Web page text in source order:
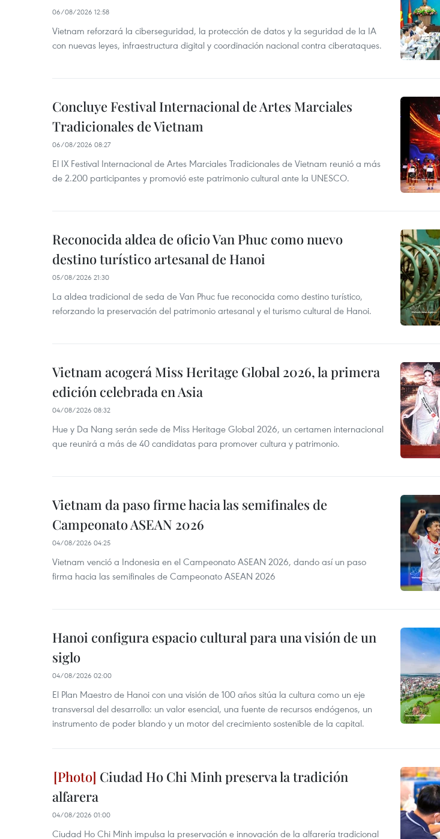
06/08/2026 12:58
Vietnam reforzará la ciberseguridad, la protección de datos y la seguridad de la IA
con nuevas leyes, infraestructura digital y coordinación nacional contra ciberataques.
Concluye Festival Internacional de Artes Marciales
Tradicionales de Vietnam
06/08/2026 08:27
El IX Festival Internacional de Artes Marciales Tradicionales de Vietnam reunió a más
de 2.200 participantes y promovió este patrimonio cultural ante la UNESCO.
Reconocida aldea de oficio Van Phuc como nuevo
destino turístico artesanal de Hanoi
05/08/2026 21:30
La aldea tradicional de seda de Van Phuc fue reconocida como destino turístico,
reforzando la preservación del patrimonio artesanal y el turismo cultural de Hanoi.
Vietnam acogerá Miss Heritage Global 2026, la primera
edición celebrada en Asia
04/08/2026 08:32
Hue y Da Nang serán sede de Miss Heritage Global 2026, un certamen internacional
que reunirá a más de 40 candidatas para promover cultura y patrimonio.
Vietnam da paso firme hacia las semifinales de
Campeonato ASEAN 2026
04/08/2026 04:25
Vietnam venció a Indonesia en el Campeonato ASEAN 2026, dando así un paso
firma hacia las semifinales de Campeonato ASEAN 2026
Hanoi configura espacio cultural para una visión de un
siglo
04/08/2026 02:00
El Plan Maestro de Hanoi con una visión de 100 años sitúa la cultura como un eje
transversal del desarrollo: un valor esencial, una fuente de recursos endógenos, un
instrumento de poder blando y un motor del crecimiento sostenible de la capital.
Ciudad Ho Chi Minh preserva la tradición
alfarera
04/08/2026 01:00
Ciudad Ho Chi Minh impulsa la preservación e innovación de la alfarería tradicional